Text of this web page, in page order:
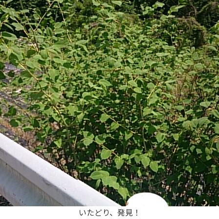
いたどり、発見！